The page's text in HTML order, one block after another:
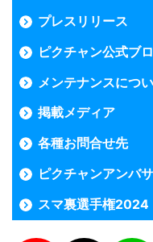
プレスリリース
ピクチャン公式ブ
メンテナンスにつ
掲載メディア
各種お問合せ先
ピクチャンアンバ
スマ裏選手権2024